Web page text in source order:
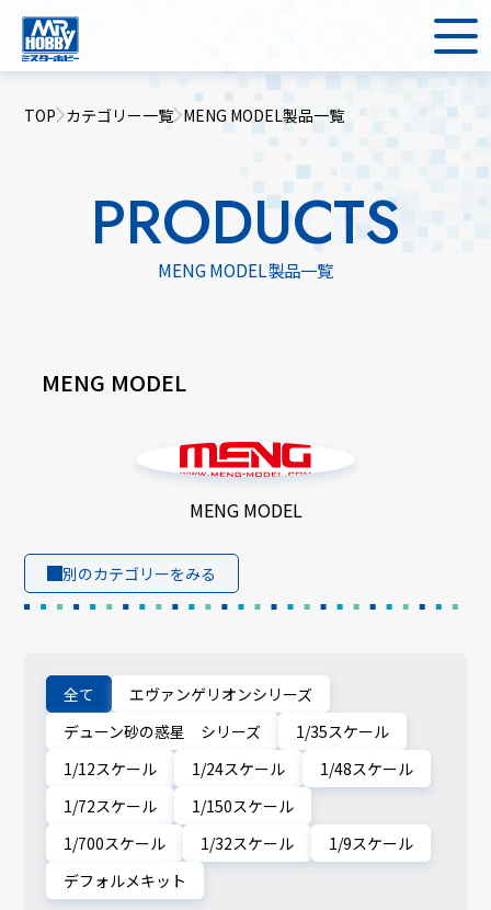
TOP カテゴリー一覧 MENG MODEL製品一覧
PRODUCTS
MENG MODEL製品一覧
MENG MODEL
MENG MODEL
別のカテゴリーをみる
全て
エヴァンゲリオンシリーズ
デューン砂の惑星 シリーズ
1/35スケール
1/12スケール
1/24スケール
1/48スケール
1/72スケール
1/150スケール
1/700スケール
1/32スケール
1/9スケール
デフォルメキット